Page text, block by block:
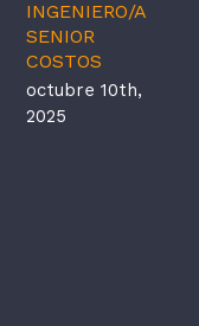
INGENIERO/A
SENIOR
COSTOS
octubre 10th,
2025